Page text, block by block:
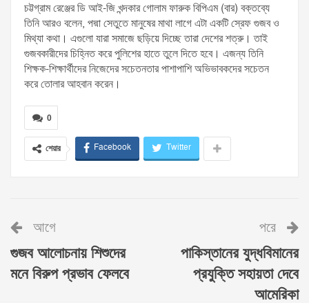
চট্টগ্রাম রেঞ্জের ডি আই-জি খন্দকার গোলাম ফারুক বিপিএম (বার) বক্তব্যে
তিনি আরও বলেন, পদ্মা সেতুতে মানুষের মাথা লাগে এটা একটি স্রেফ গুজব ও
মিথ্যা কথা। এগুলো যারা সমাজে ছড়িয়ে দিচ্ছে তারা দেশের শত্রু। তাই
গুজবকারীদের চিহ্নিত করে পুলিশের হাতে তুলে দিতে হবে। এজন্য তিনি
শিক্ষক-শিক্ষার্থীদের নিজেদের সচেতনতার পাশাপাশি অভিভাবকদের সচেতন
করে তোলার আহবান করেন।
0
শেয়ার Facebook Twitter
আগে
গুজব আলোচনায় শিশুদের
মনে বিরুপ প্রভাব ফেলবে
পরে
পাকিস্তানের যুদ্ধবিমানের
প্রযুক্তি সহায়তা দেবে
আমেরিকা